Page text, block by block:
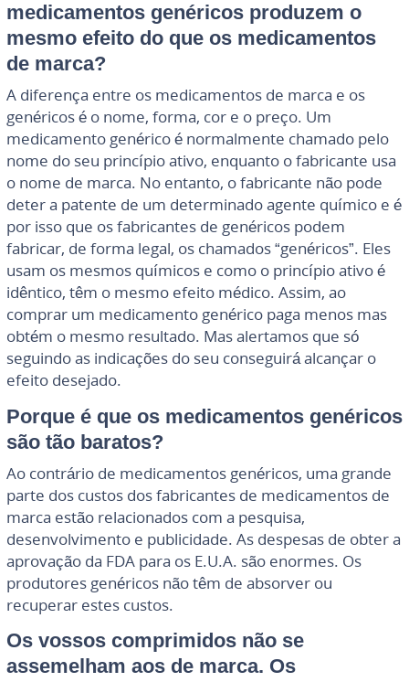
medicamentos genéricos produzem o
mesmo efeito do que os medicamentos
de marca?
A diferença entre os medicamentos de marca e os
genéricos é o nome, forma, cor e o preço. Um
medicamento genérico é normalmente chamado pelo
nome do seu princípio ativo, enquanto o fabricante usa
o nome de marca. No entanto, o fabricante não pode
deter a patente de um determinado agente químico e é
por isso que os fabricantes de genéricos podem
fabricar, de forma legal, os chamados “genéricos”. Eles
usam os mesmos químicos e como o princípio ativo é
idêntico, têm o mesmo efeito médico. Assim, ao
comprar um medicamento genérico paga menos mas
obtém o mesmo resultado. Mas alertamos que só
seguindo as indicações do seu conseguirá alcançar o
efeito desejado.
Porque é que os medicamentos genéricos
são tão baratos?
Ao contrário de medicamentos genéricos, uma grande
parte dos custos dos fabricantes de medicamentos de
marca estão relacionados com a pesquisa,
desenvolvimento e publicidade. As despesas de obter a
aprovação da FDA para os E.U.A. são enormes. Os
produtores genéricos não têm de absorver ou
recuperar estes custos.
Os vossos comprimidos não se
assemelham aos de marca. Os